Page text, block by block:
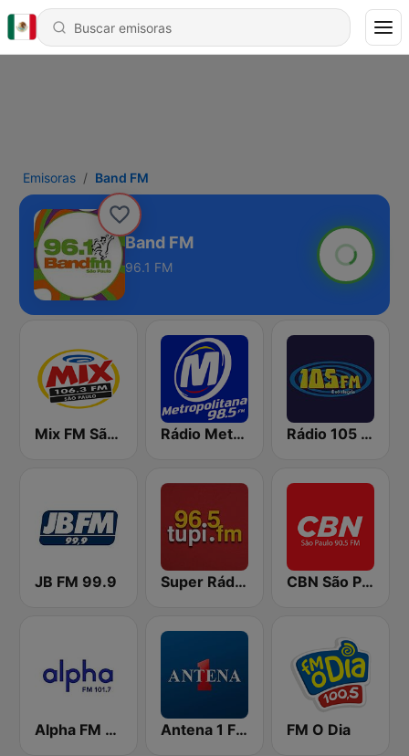
Emisoras Band FM
Band FM
96.1 FM
Mix FM São Paulo Rádio Metropolitana 98.5 FM Rádio 105 FM
JB FM 99.9 Super Rádio Tupi CBN São Paulo
Alpha FM 101.7 Antena 1 FM FM O Dia